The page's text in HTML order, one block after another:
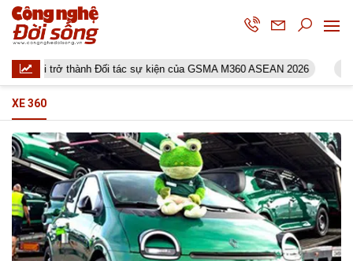
trở thành Đối tác sự kiện của GSMA M360 ASEAN 2026
XE 360